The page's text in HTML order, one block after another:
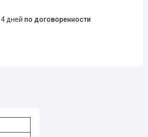
дней по договоренности